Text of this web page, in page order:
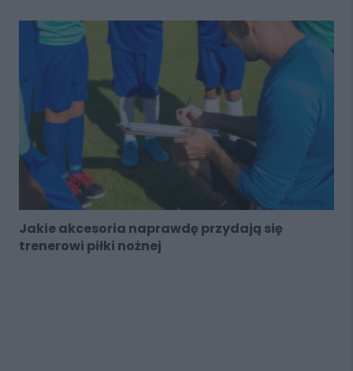
Jakie akcesoria naprawdę przydają się
trenerowi piłki nożnej